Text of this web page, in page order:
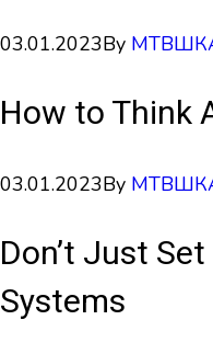
03.01.2023By
How to Think
03.01.2023By
Don’t Just
Systems